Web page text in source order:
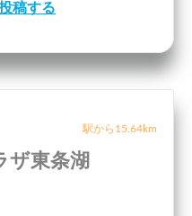
稿する
駅から15.64km
ザ東条湖